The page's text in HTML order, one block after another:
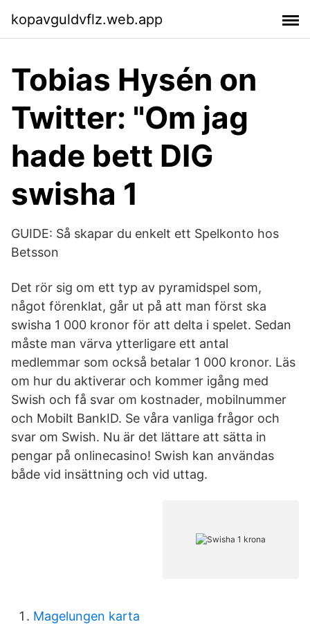
kopavguldvflz.web.app
Tobias Hysén on
Twitter: "Om jag
hade bett DIG
swisha 1
GUIDE: Så skapar du enkelt ett Spelkonto hos
Betsson
Det rör sig om ett typ av pyramidspel som,
något förenklat, går ut på att man först ska
swisha 1 000 kronor för att delta i spelet. Sedan
måste man värva ytterligare ett antal
medlemmar som också betalar 1 000 kronor. Läs
om hur du aktiverar och kommer igång med
Swish och få svar om kostnader, mobilnummer
och Mobilt BankID. Se våra vanliga frågor och
svar om Swish. Nu är det lättare att sätta in
pengar på onlinecasino! Swish kan användas
både vid insättning och vid uttag.
Magelungen karta